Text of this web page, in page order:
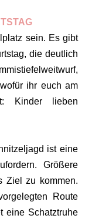
sein. Es gibt
die deutlich
ihr euch am
Kinder lieben
ist eine
Größere
Ziel zu kommen.
Route
eine Schatztruhe